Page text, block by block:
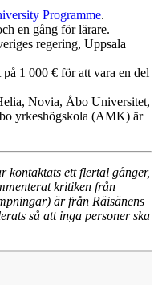
Programme.
en gång för lärare.
regering, Uppsala
1 000 € för att vara en del
Novia, Åbo Universitet,
yrkeshögskola (AMK) är
kontaktats ett flertal gånger,
kritiken från
är från Räisänens
så att inga personer ska